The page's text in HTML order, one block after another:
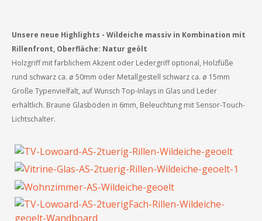
Unsere neue Highlights - Wildeiche massiv in Kombination mit
Rillenfront, Oberfläche: Natur geölt
Holzgriff mit farblichem Akzent oder Ledergriff optional, Holzfüße
rund schwarz ca. ø 50mm oder Metallgestell schwarz ca. ø 15mm
Große Typenvielfalt, auf Wunsch Top-Inlays in Glas und Leder
erhältlich. Braune Glasböden in 6mm, Beleuchtung mit Sensor-Touch-
Lichtschalter.